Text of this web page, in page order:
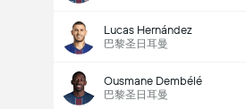
Lucas Hernández
巴黎圣日耳曼
Ousmane Dembélé
巴黎圣日耳曼